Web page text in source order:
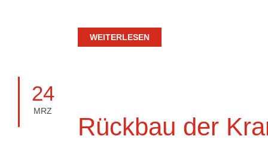
WEITERLESEN
24
MRZ
Rückbau der